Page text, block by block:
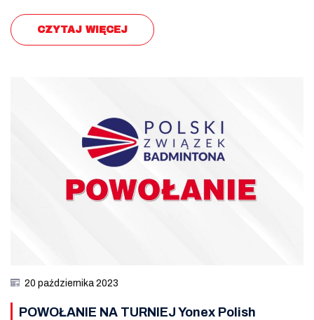
CZYTAJ WIĘCEJ
20 października 2023
POWOŁANIE NA TURNIEJ Yonex Polish